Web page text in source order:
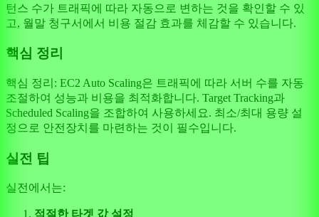
턴스 수가 트래픽에 따라 자동으로 변하는 것을 확인할 수 있
고, 월말 청구서에서 비용 절감 효과를 체감할 수 있습니다.
핵심 정리
핵심 정리: EC2 Auto Scaling은 트래픽에 따라 서버 수를 자동
조절하여 성능과 비용을 최적화합니다. Target Tracking과
Scheduled Scaling을 조합하여 사용하세요. 최소/최대 용량 설
정으로 안전장치를 마련하는 것이 필수입니다.
실전 팁
실전에서는:
적절한 타겟 값 설정